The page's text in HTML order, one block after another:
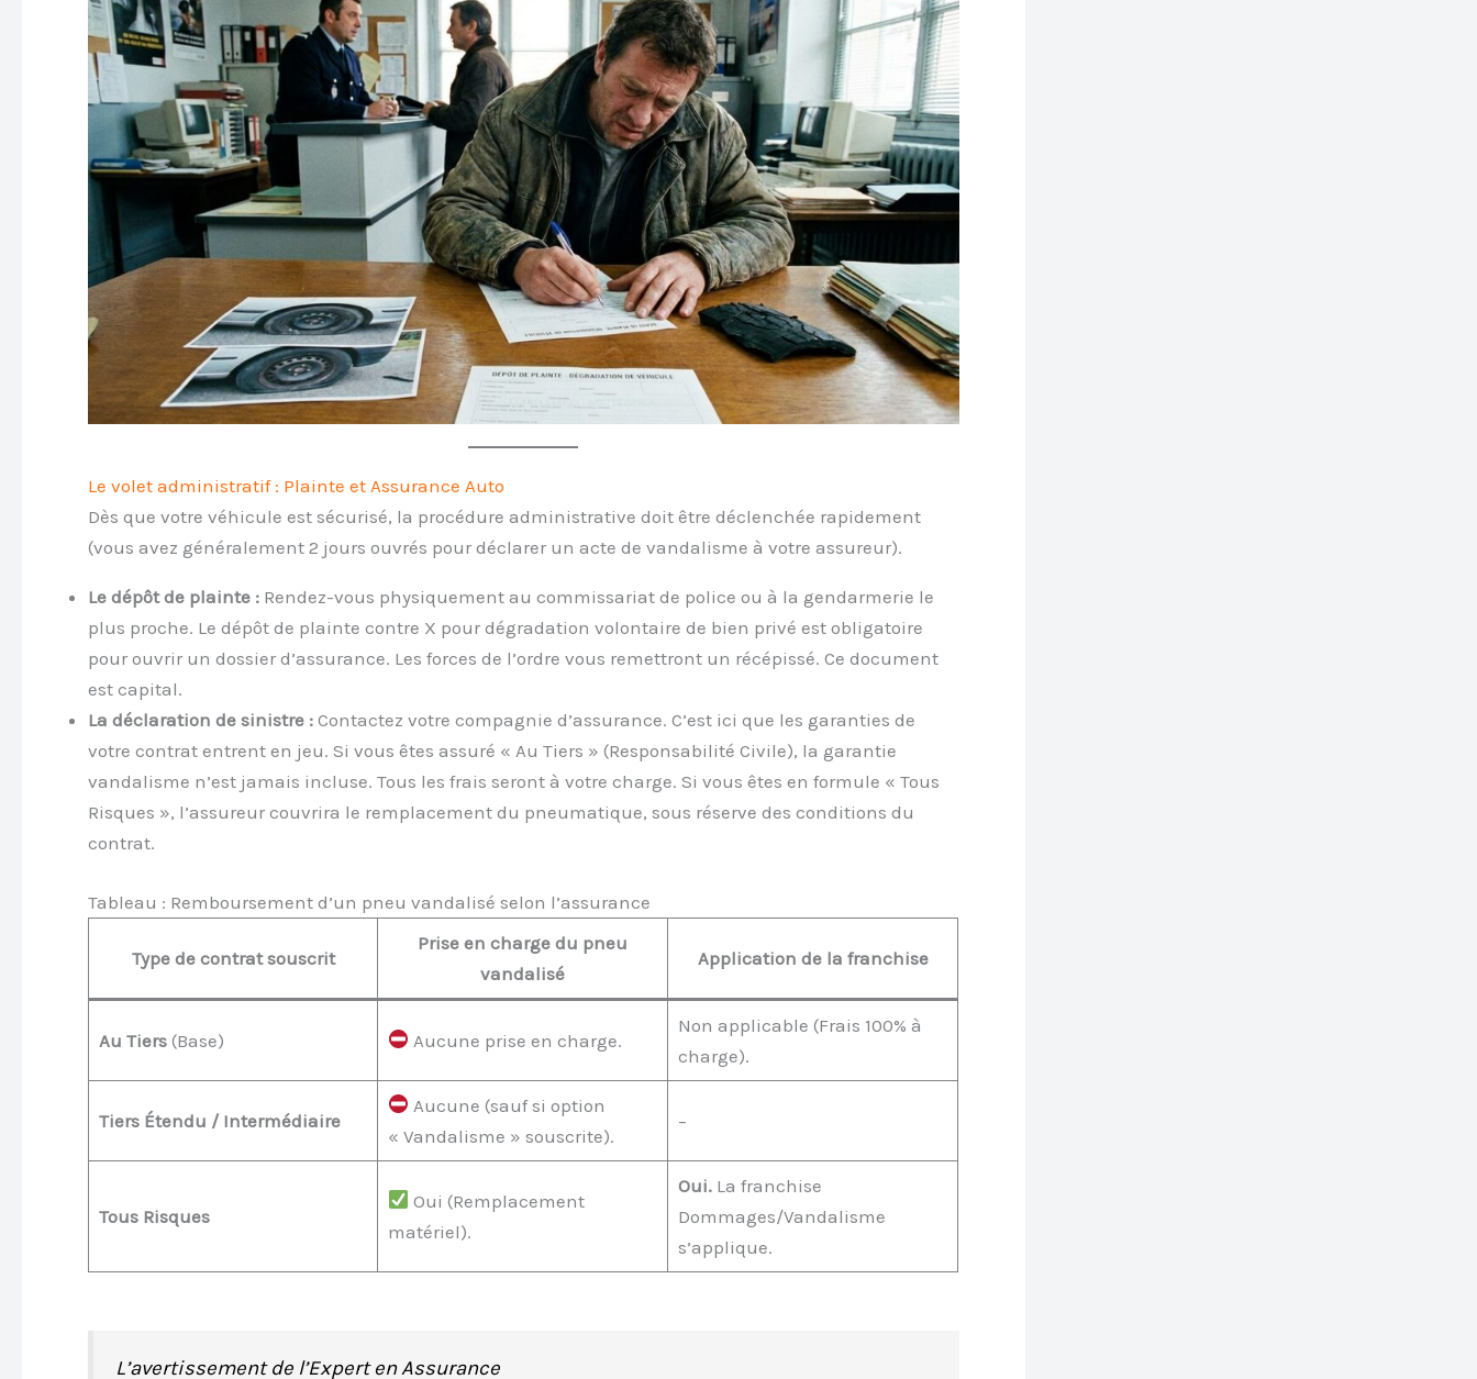
Le volet administratif : Plainte et Assurance Auto
Dès que votre véhicule est sécurisé, la procédure administrative doit être déclenchée rapidement
(vous avez généralement 2 jours ouvrés pour déclarer un acte de vandalisme à votre assureur).
Le dépôt de plainte : Rendez-vous physiquement au commissariat de police ou à la gendarmerie le
plus proche. Le dépôt de plainte contre X pour dégradation volontaire de bien privé est obligatoire
pour ouvrir un dossier d’assurance. Les forces de l’ordre vous remettront un récépissé. Ce document
est capital.
La déclaration de sinistre : Contactez votre compagnie d’assurance. C’est ici que les garanties de
votre contrat entrent en jeu. Si vous êtes assuré « Au Tiers » (Responsabilité Civile), la garantie
vandalisme n’est jamais incluse. Tous les frais seront à votre charge. Si vous êtes en formule « Tous
Risques », l’assureur couvrira le remplacement du pneumatique, sous réserve des conditions du
contrat.
Tableau : Remboursement d’un pneu vandalisé selon l’assurance
Type de contrat souscrit
Prise en charge du pneu
vandalisé
Application de la franchise
Au Tiers(Base) Aucune prise en charge.
Non applicable (Frais 100% à
charge).
Tiers Étendu / Intermédiaire
Aucune (sauf si option
« Vandalisme » souscrite).
–
Tous Risques
Oui (Remplacement
matériel).
Oui.La franchise
Dommages/Vandalisme
s’applique.
L’avertissement de l’Expert en Assurance